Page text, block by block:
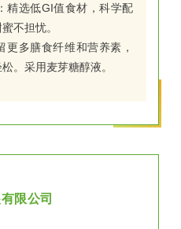
精选低GI值食材，科学配
不担忧。
更多膳食纤维和营养素，
。采用麦芽糖醇液。
限公司